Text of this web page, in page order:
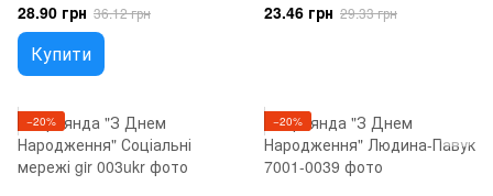
28.90 грн 36.12 грн
Купити
23.46 грн 29.33 грн
−20% −20%